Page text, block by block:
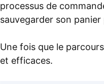
processus de
sauvegarder son panier
Une fois que le
et efficaces.